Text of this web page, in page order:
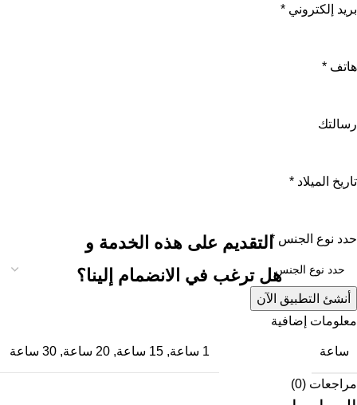
التقديم على هذه الخدمة و
هل ترغب في الانضمام إلينا؟
بريد إلكتروني *
هاتف *
رسالتك
تاريخ الميلاد *
حدد نوع الجنس *
أنشئ التطبيق الآن
معلومات إضافية
ساعة 1 ساعة , 15 ساعة , 20 ساعة , 30 ساعة
مراجعات (0)